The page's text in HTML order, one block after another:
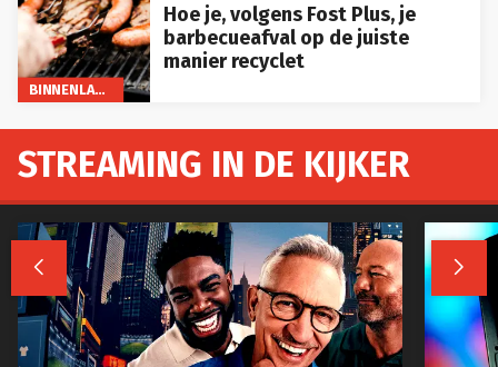
BINNENLAND
Hoe je, volgens Fost Plus, je
barbecueafval op de juiste
manier recyclet
STREAMING IN DE KIJKER
 